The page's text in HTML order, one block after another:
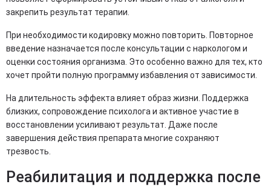
закрепить результат терапии.
При необходимости кодировку можно повторить. Повторное
введение назначается после консультации с наркологом и
оценки состояния организма. Это особенно важно для тех, кто
хочет пройти полную программу избавления от зависимости.
На длительность эффекта влияет образ жизни. Поддержка
близких, сопровождение психолога и активное участие в
восстановлении усиливают результат. Даже после
завершения действия препарата многие сохраняют
трезвость.
Реабилитация и поддержка после